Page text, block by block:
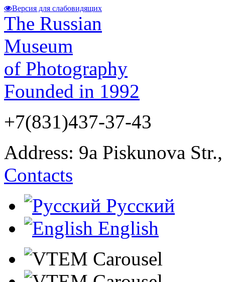
Версия для слабовидящих
The Russian
Museum
of Photography
Founded in 1992
+7(831)437-37-43
Address: 9а Piskunova
Contacts
Русский
English